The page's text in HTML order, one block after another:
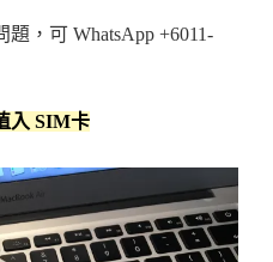
，可 WhatsApp +6011-
入 SIM卡